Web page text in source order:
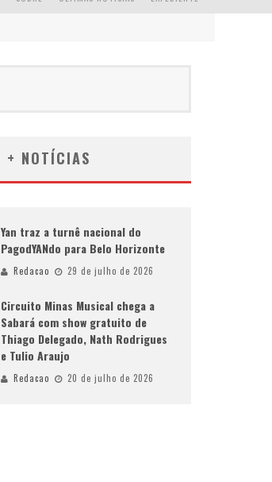
+ NOTÍCIAS
Yan traz a turnê nacional do
PagodYANdo para Belo Horizonte
Redacao 29 de julho de 2026
Circuito Minas Musical chega a
Sabará com show gratuito de
Thiago Delegado, Nath Rodrigues
e Tulio Araujo
Redacao 20 de julho de 2026